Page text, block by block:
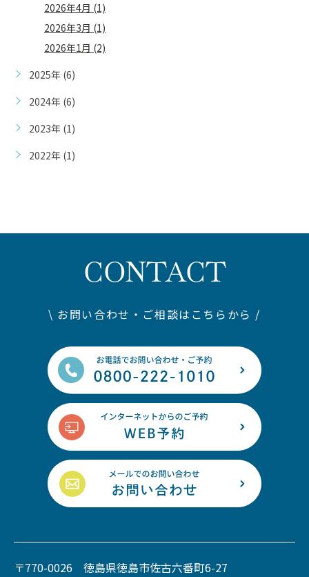
2026年4月 (1)
2026年3月 (1)
2026年1月 (2)
2025年 (6)
2024年 (6)
2023年 (1)
2022年 (1)
CONTACT
\ お問い合わせ・ご相談はこちらから /
〒770-0026 徳島県徳島市佐古六番町6-27